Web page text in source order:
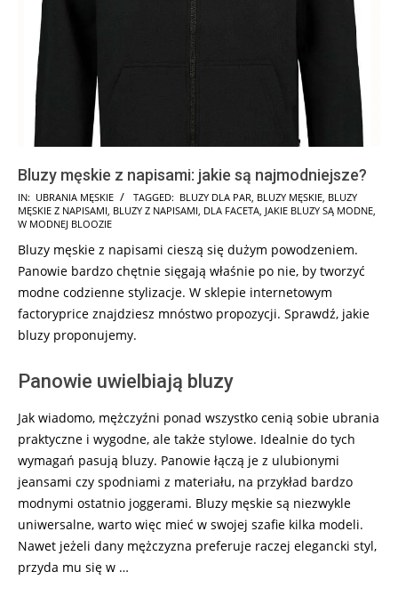
Bluzy męskie z napisami: jakie są najmodniejsze?
2025-
07-
IN: UBRANIA MĘSKIE TAGGED: BLUZY DLA PAR, BLUZY MĘSKIE, BLUZY
MĘSKIE Z NAPISAMI, BLUZY Z NAPISAMI, DLA FACETA, JAKIE BLUZY SĄ MODNE,
W MODNEJ BLOOZIE
Bluzy męskie z napisami cieszą się dużym powodzeniem.
Panowie bardzo chętnie sięgają właśnie po nie, by tworzyć
modne codzienne stylizacje. W sklepie internetowym
factoryprice znajdziesz mnóstwo propozycji. Sprawdź, jakie
bluzy proponujemy.
Panowie uwielbiają bluzy
Jak wiadomo, mężczyźni ponad wszystko cenią sobie ubrania
praktyczne i wygodne, ale także stylowe. Idealnie do tych
wymagań pasują bluzy. Panowie łączą je z ulubionymi
jeansami czy spodniami z materiału, na przykład bardzo
modnymi ostatnio joggerami. Bluzy męskie są niezwykle
uniwersalne, warto więc mieć w swojej szafie kilka modeli.
Nawet jeżeli dany mężczyzna preferuje raczej elegancki styl,
przyda mu się w …